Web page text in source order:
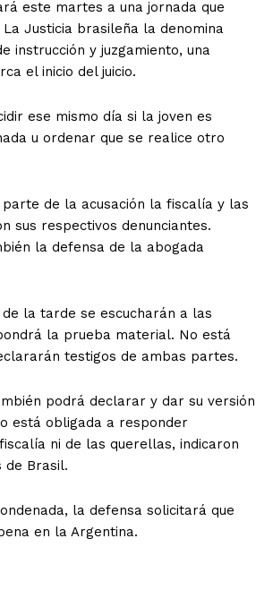
este martes a una jornada que
Justicia brasileña la denomina
instrucción y juzgamiento, una
el inicio del juicio.
ese mismo día si la joven es
u ordenar que se realice otro
de la acusación la fiscalía y las
sus respectivos denunciantes.
la defensa de la abogada
la tarde se escucharán a las
la prueba material. No está
testigos de ambas partes.
podrá declarar y dar su versión
está obligada a responder
ni de las querellas, indicaron
de Brasil.
la defensa solicitará que
en la Argentina.